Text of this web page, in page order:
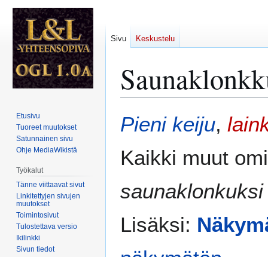
navigaatioon
hakuun
Pieni keiju,
Kaikki muut
saunaklonkuksi
Lisäksi:
Sivu Keskustelu
Etusivu
Tuoreet muutokset
Satunnainen sivu
Ohje MediaWikistä
Työkalut
Tänne viittaavat sivut
Linkitettyjen sivujen
muutokset
Toimintosivut
Tulostettava versio
Ikilinkki
Sivun tiedot